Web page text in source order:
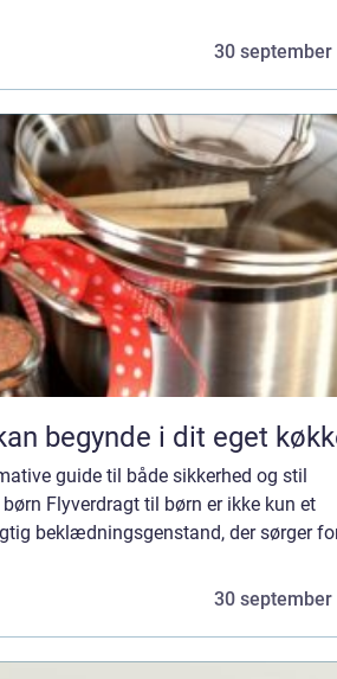
30 september
begynde i dit eget
guide til både sikkerhed og stil
Flyverdragt til børn er ikke kun et
beklædningsgenstand, der sørger
30 september